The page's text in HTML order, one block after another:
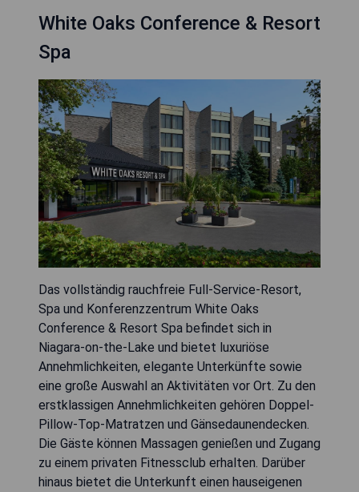
White Oaks Conference & Resort
Spa
Das vollständig rauchfreie Full-Service-Resort,
Spa und Konferenzzentrum White Oaks
Conference & Resort Spa befindet sich in
Niagara-on-the-Lake und bietet luxuriöse
Annehmlichkeiten, elegante Unterkünfte sowie
eine große Auswahl an Aktivitäten vor Ort. Zu den
erstklassigen Annehmlichkeiten gehören Doppel-
Pillow-Top-Matratzen und Gänsedaunendecken.
Die Gäste können Massagen genießen und Zugang
zu einem privaten Fitnessclub erhalten. Darüber
hinaus bietet die Unterkunft einen hauseigenen